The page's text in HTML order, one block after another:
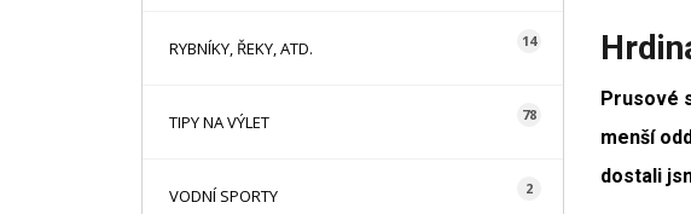
RYBNÍKY, ŘEKY, ATD. 14
TIPY NA VÝLET 78
VODNÍ SPORTY 2
Prusové
menší
dostali